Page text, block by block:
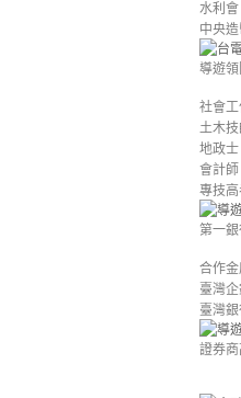
水利會
中央
導遊
社會工
土木技
地政士
會計師
專技
第一
合作
臺灣
臺灣
證券